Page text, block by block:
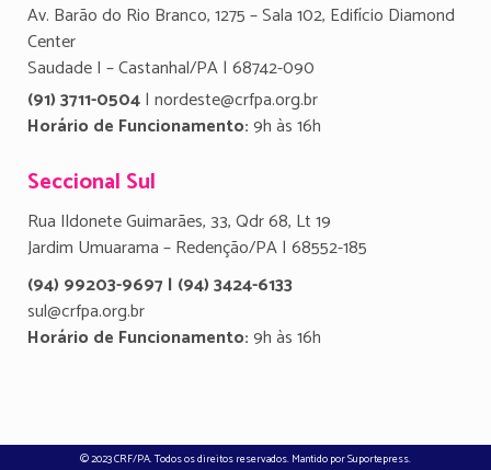
Av. Barão do Rio Branco, 1275 – Sala 102, Edifício Diamond
Center
Saudade I – Castanhal/PA | 68742-090
(91) 3711-0504| nordeste@crfpa.org.br
Horário de Funcionamento:9h às 16h
Seccional Sul
Rua Ildonete Guimarães, 33, Qdr 68, Lt 19
Jardim Umuarama – Redenção/PA | 68552-185
(94) 99203-9697 | (94) 3424-6133
sul@crfpa.org.br
Horário de Funcionamento:9h às 16h
© 2023 CRF/PA. Todos os direitos reservados. Mantido porSuportepress.